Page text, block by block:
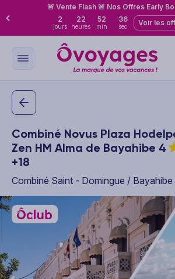
🚨 Vente Flash 🚨 Nos Offres Early
2
jours
22
heures
52
min
35
sec Voir les
Combiné Novus Plaza
Zen HM Alma de Bayahibe 4
+18
Combiné Saint - Domingue / Bayahibe
This carousel shows one large product